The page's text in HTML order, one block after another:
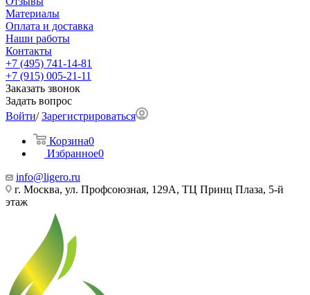
Материалы
Оплата и доставка
Наши работы
Контакты
+7 (495) 741-14-81
+7 (915) 005-21-11
Заказать звонок
Задать вопрос
Войти/Зарегистрироваться
Корзина0
Избранное0
info@ligero.ru
г. Москва, ул. Профсоюзная, 129А, ТЦ Принц Плаза, 5-й
этаж